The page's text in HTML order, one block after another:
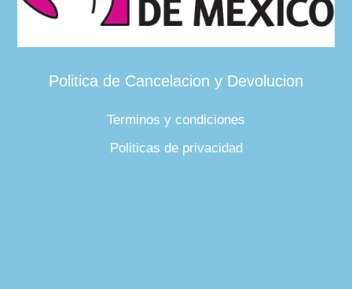
Politica de Cancelacion y Devolucion
Terminos y condiciones
Politicas de privacidad